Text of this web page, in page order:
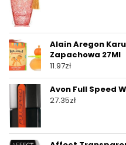
Alain Aregon
Zapachowa 27Ml
11.97zł
Avon Full Speed
27.35zł